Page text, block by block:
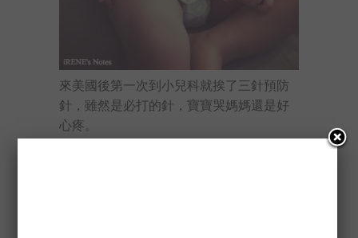
來美國後第一次到小兒科就挨了三針預防
針，雖然是必打的針，寶寶哭媽媽還是好
心疼。